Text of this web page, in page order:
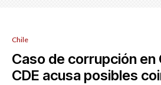
Chile
Caso de corrupción en
CDE acusa posibles